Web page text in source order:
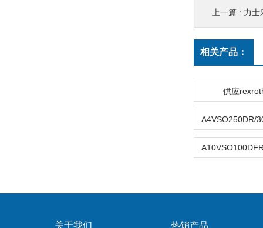
上一篇 : 力士
相关产品：
供应
关于我们 热销产品